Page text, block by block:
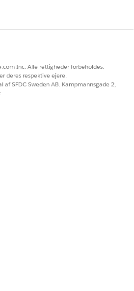
Inc. Alle rettigheder forbeholdes.
deres respektive ejere.
af SFDC Sweden AB. Kampmannsgade 2,